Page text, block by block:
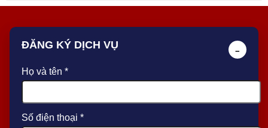
ĐĂNG KÝ DỊCH VỤ
−
Họ và tên *
Số điện thoại *